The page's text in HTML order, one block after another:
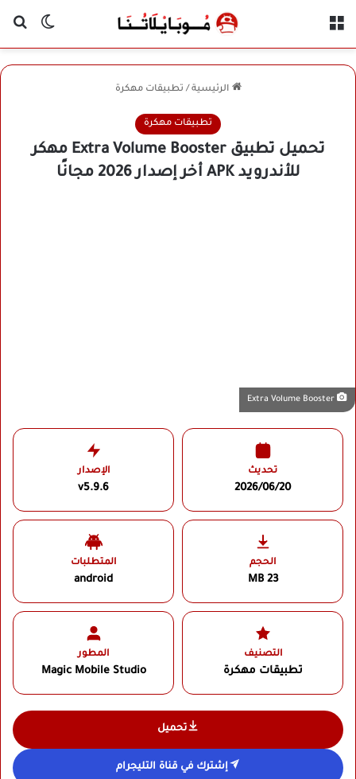
الوضع
الرئيسية / تطبيقات مهكرة
تطبيقات مهكرة
تحميل تطبيق Extra Volume Booster مهكر
للأندرويد APK أخر إصدار 2026 مجانًا
تحديث
2026/06/20
الإصدار
v5.9.6
الحجم
23 MB
المتطلبات
android
التصنيف
تطبيقات مهكرة
المطور
Magic Mobile Studio‏
تحميل
إشترك في قناة التليجرام